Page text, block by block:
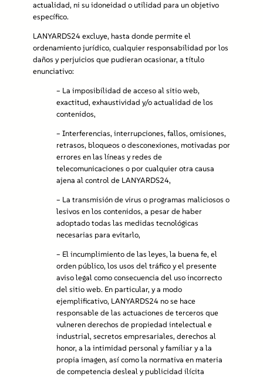
actualidad, ni su idoneidad o utilidad para un objetivo
específico.
LANYARDS24 excluye, hasta donde permite el
ordenamiento jurídico, cualquier responsabilidad por los
daños y perjuicios que pudieran ocasionar, a título
enunciativo:
– La imposibilidad de acceso al sitio web,
exactitud, exhaustividad y/o actualidad de los
contenidos,
– Interferencias, interrupciones, fallos, omisiones,
retrasos, bloqueos o desconexiones, motivadas por
errores en las líneas y redes de
telecomunicaciones o por cualquier otra causa
ajena al control de LANYARDS24,
– La transmisión de virus o programas maliciosos o
lesivos en los contenidos, a pesar de haber
adoptado todas las medidas tecnológicas
necesarias para evitarlo,
– El incumplimiento de las leyes, la buena fe, el
orden público, los usos del tráfico y el presente
aviso legal como consecuencia del uso incorrecto
del sitio web. En particular, y a modo
ejemplificativo, LANYARDS24 no se hace
responsable de las actuaciones de terceros que
vulneren derechos de propiedad intelectual e
industrial, secretos empresariales, derechos al
honor, a la intimidad personal y familiar y a la
propia imagen, así como la normativa en materia
de competencia desleal y publicidad ilícita